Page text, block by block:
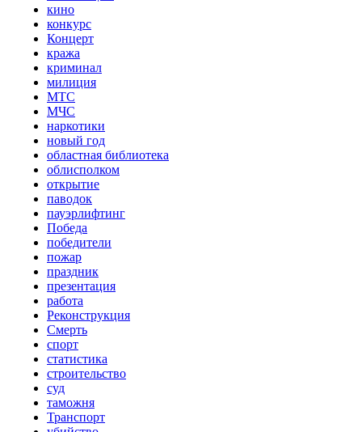
кино
конкурс
Концерт
кража
криминал
милиция
МТС
МЧС
наркотики
новый год
областная библиотека
облисполком
открытие
паводок
пауэрлифтинг
Победа
победители
пожар
праздник
презентация
работа
Реконструкция
Смерть
спорт
статистика
строительство
суд
таможня
Транспорт